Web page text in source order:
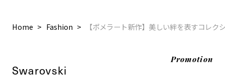
Home Fashion 【ポメラート新作】美しい絆を表すコレ
Promotion
Swarovski